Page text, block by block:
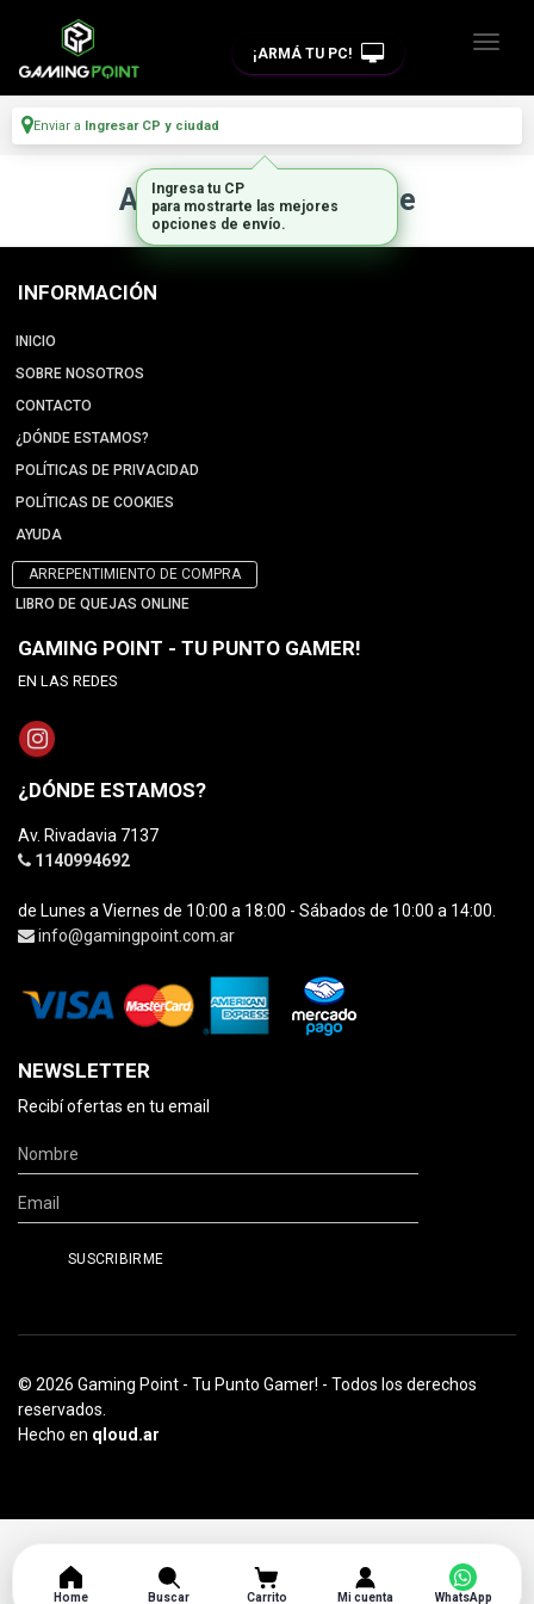
¡ARMÁ TU PC!
Enviar a Ingresar CP y ciudad
Artículo no disponible
INFORMACIÓN
INICIO
SOBRE NOSOTROS
CONTACTO
¿DÓNDE ESTAMOS?
POLÍTICAS DE PRIVACIDAD
POLÍTICAS DE COOKIES
AYUDA
ARREPENTIMIENTO DE COMPRA
LIBRO DE QUEJAS ONLINE
GAMING POINT - TU PUNTO GAMER!
EN LAS REDES
¿DÓNDE ESTAMOS?
Av. Rivadavia 7137
1140994692
de Lunes a Viernes de 10:00 a 18:00 - Sábados de 10:00 a 14:00.
info@gamingpoint.com.ar
NEWSLETTER
Recibí ofertas en tu email
© 2026 Gaming Point - Tu Punto Gamer! - Todos los derechos
reservados.
Hecho en qloud.ar
Home Buscar Carrito Mi cuenta
Ingresa tu CP
para mostrarte las mejores
opciones de envío.